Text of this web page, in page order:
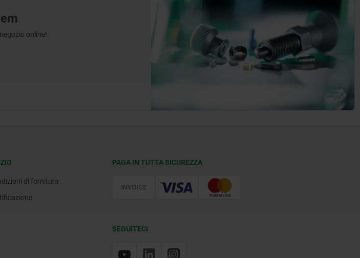
online!
di fornitura
PAGA IN TUTTA SICUREZZA
SEGUITECI